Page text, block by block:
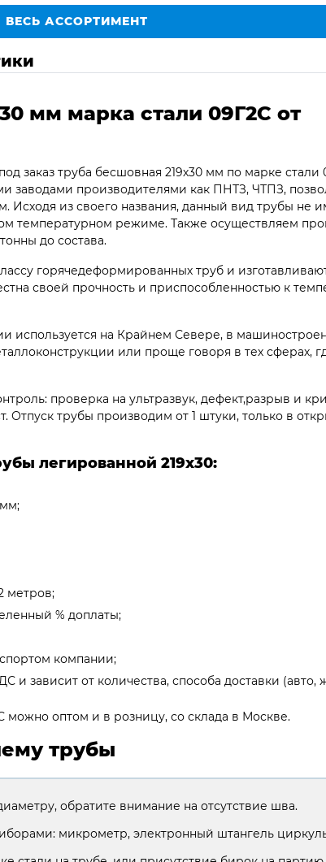
ВЕСЬ АССОРТИМЕНТ
мм марка стали 09Г2С от
заказ труба бесшовная 219х30 мм по марке стали
заводами производителями как ПНТЗ, ЧТПЗ,
Исходя из своего названия, данный вид трубы не
температурном режиме. Также осуществляем
до состава.
горячедеформированных труб и
своей прочность и приспособленностью к
используется на Крайнем Севере, в
или проще говоря в тех сферах,
проверка на ультразвук, дефект,разрыв и
Отпуск трубы производим от 1 штуки, только в
легированной 219х30:
метров;
% доплаты;
компании;
и зависит от количества, способа доставки (авто,
можно оптом и в розницу, со склада в Москве.
трубы
обратите внимание на отсутствие шва.
микрометр, электронный штангель